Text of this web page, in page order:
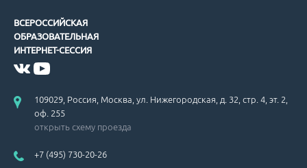
ВСЕРОССИЙСКАЯ
ОБРАЗОВАТЕЛЬНАЯ
ИНТЕРНЕТ-СЕССИЯ
109029, Россия, Москва, ул. Нижегородская, д. 32, стр. 4, эт. 2,
оф. 255
открыть схему проезда
+7 (495) 730-20-26